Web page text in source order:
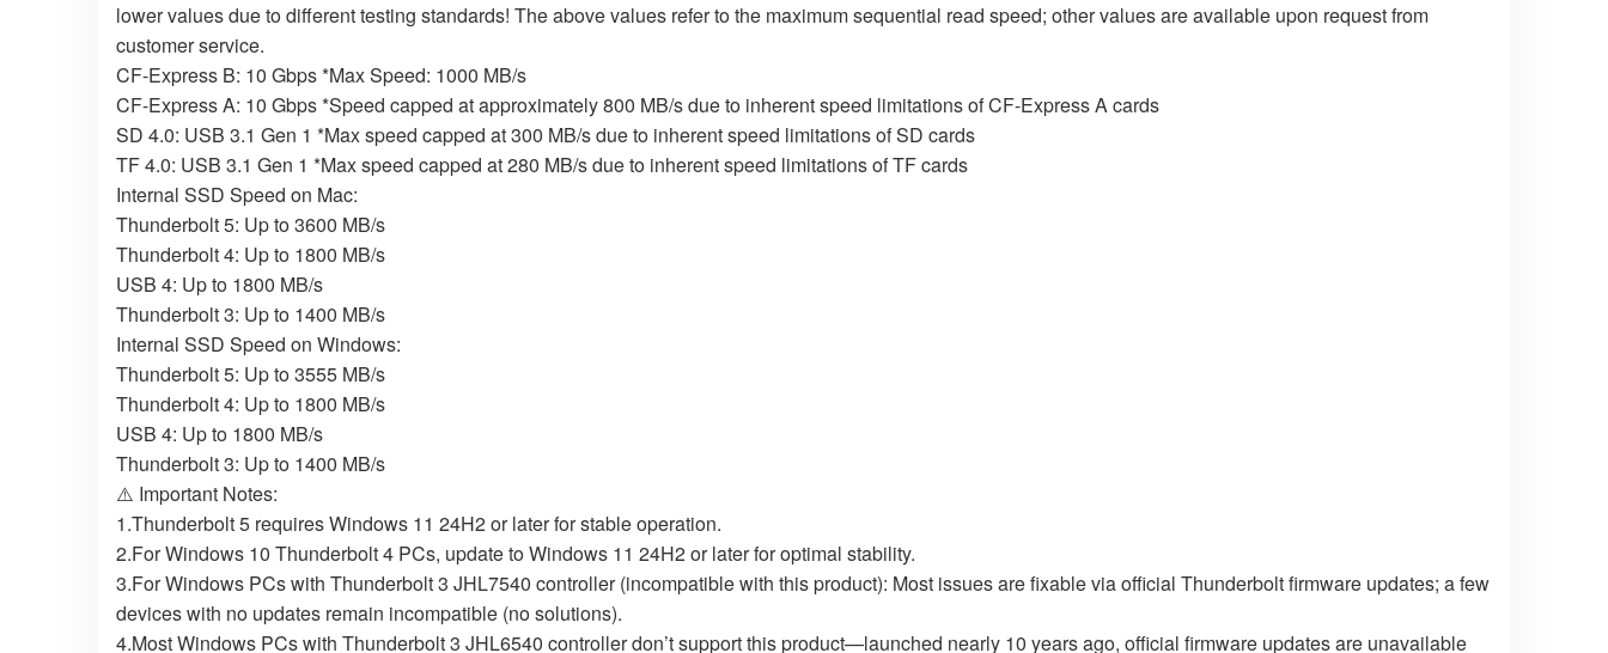
lower values due to different testing standards! The above values refer to the maximum sequential read speed; other values are available upon request from
customer service.
CF-Express B: 10 Gbps *Max Speed: 1000 MB/s
CF-Express A: 10 Gbps *Speed capped at approximately 800 MB/s due to inherent speed limitations of CF-Express A cards
SD 4.0: USB 3.1 Gen 1 *Max speed capped at 300 MB/s due to inherent speed limitations of SD cards
TF 4.0: USB 3.1 Gen 1 *Max speed capped at 280 MB/s due to inherent speed limitations of TF cards
Internal SSD Speed on Mac:
Thunderbolt 5: Up to 3600 MB/s
Thunderbolt 4: Up to 1800 MB/s
USB 4: Up to 1800 MB/s
Thunderbolt 3: Up to 1400 MB/s
Internal SSD Speed on Windows:
Thunderbolt 5: Up to 3555 MB/s
Thunderbolt 4: Up to 1800 MB/s
USB 4: Up to 1800 MB/s
Thunderbolt 3: Up to 1400 MB/s
⚠️ Important Notes:
1.Thunderbolt 5 requires Windows 11 24H2 or later for stable operation.
2.For Windows 10 Thunderbolt 4 PCs, update to Windows 11 24H2 or later for optimal stability.
3.For Windows PCs with Thunderbolt 3 JHL7540 controller (incompatible with this product): Most issues are fixable via official Thunderbolt firmware updates; a few
devices with no updates remain incompatible (no solutions).
4.Most Windows PCs with Thunderbolt 3 JHL6540 controller don’t support this product—launched nearly 10 years ago, official firmware updates are unavailable